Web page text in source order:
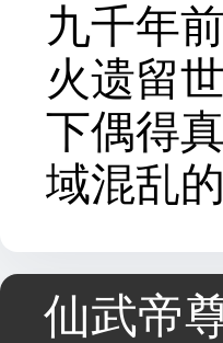
九千年
火遗留
下偶得
域混乱
仙武帝